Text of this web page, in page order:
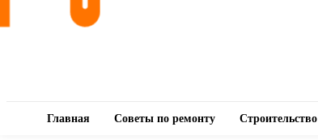
Главная Советы по ремонту Строительство